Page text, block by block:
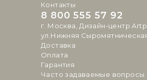
Контакты
8 800 555 57 92
г. Москва, Дизайн-центр
ул.Нижняя
Доставка
Оплата
Гарантия
Часто задаваемые вопросы